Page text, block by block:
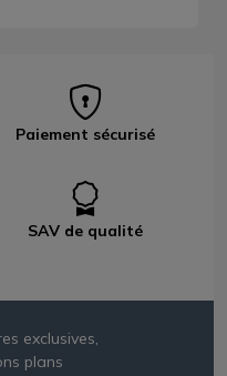
Paiement sécurisé
SAV de qualité
exclusives,
plans